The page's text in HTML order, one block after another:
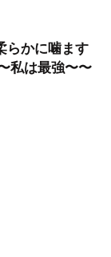
かに噛ます
私は最強〜〜